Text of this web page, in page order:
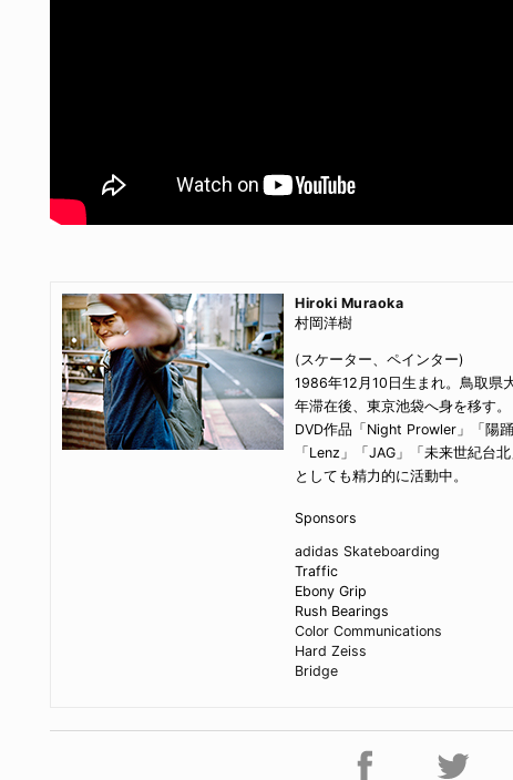
Hiroki Muraoka
村岡洋樹
(スケーター、ペインター)
1986年12月10日生まれ。鳥取県
年滞在後、東京池袋へ身を移す。
DVD作品「Night Prowler」「陽
「Lenz」「JAG」「未来世紀台
としても精力的に活動中。
Sponsors
adidas Skateboarding
Traffic
Ebony Grip
Rush Bearings
Color Communications
Hard Zeiss
Bridge